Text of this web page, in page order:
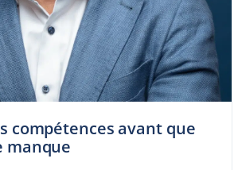
compétences avant que
manque